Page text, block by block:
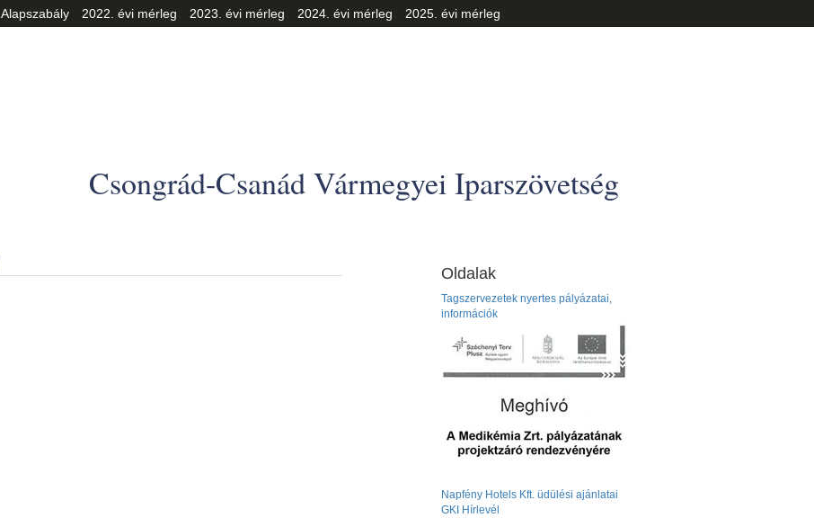
Alapszabály 2022. évi mérleg 2023. évi mérleg 2024. évi mérleg 2025. évi mérleg
Csongrád-Csanád Vármegyei Iparszövetség
Oldalak
Tagszervezetek nyertes pályázatai,
információk
Napfény Hotels Kft. üdülési ajánlatai
GKI Hírlevél